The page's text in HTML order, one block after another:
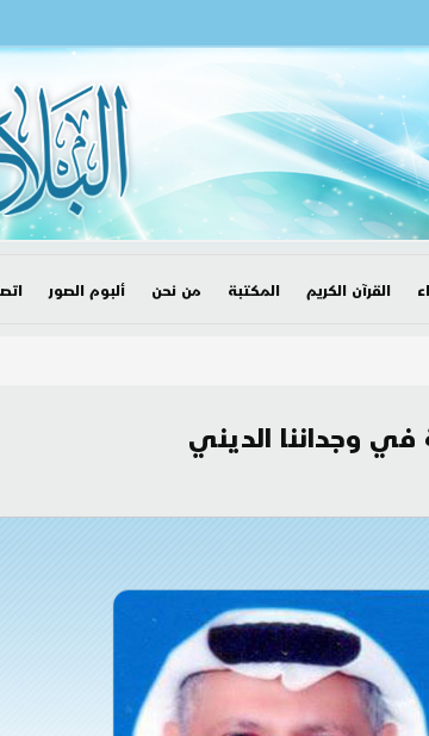
القرآن الكريم المكتبة من نحن ألبوم الصور
في وجداننا الديني